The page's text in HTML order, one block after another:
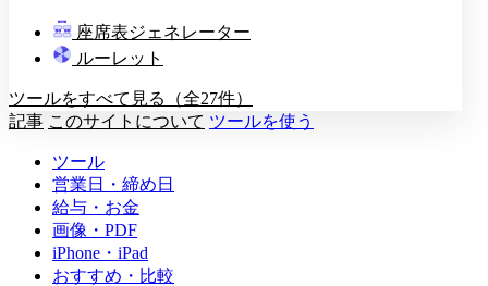
教壇
座席表ジェネレーター
ルーレット
ツールをすべて見る（全27件）
記事 このサイトについて ツールを使う
ツール
営業日・締め日
給与・お金
画像・PDF
iPhone・iPad
おすすめ・比較